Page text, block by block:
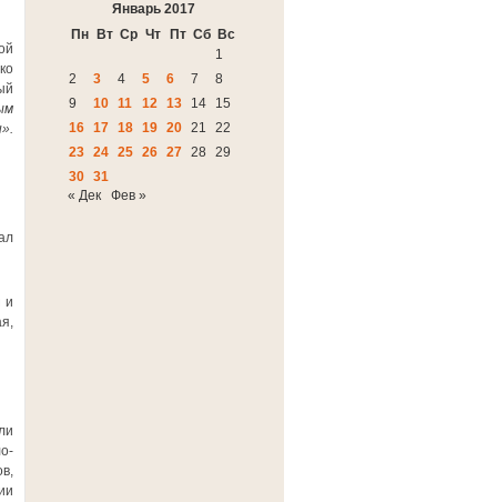
и
Январь 2017
Пн
Вт Ср Чт Пт Сб Вс
1
2
3 4 5 6 7
8
9
10 11 12 13 14
15
16 17 18 19 20 21
22
23 24 25 26 27 28
29
30 31
« Дек
Фев »